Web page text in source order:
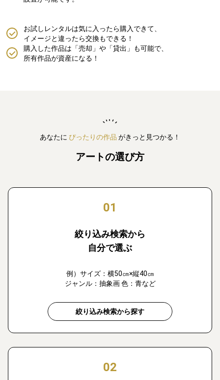
購入した作品は「売却」や「貸出」も可能で、
所有作品が資産になる！
お試しレンタルは気に入ったら購入できて、
イメージと違ったら交換もできる！
あなたに ぴったりの作品 がきっと見つかる！
アートの選び方
01
絞り込み検索から
自分で選ぶ
例）サイズ：横50㎝×縦40㎝
ジャンル：抽象画 色：青など
絞り込み検索から探す
02